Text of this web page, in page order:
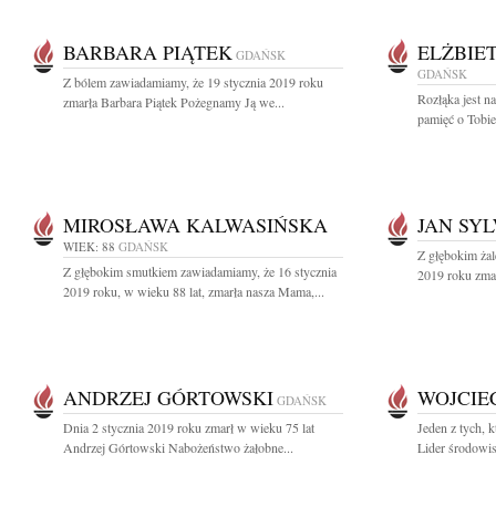
BARBARA PIĄTEK GDAŃSK
Z bólem zawiadamiamy, że 19 stycznia 2019 roku
zmarła Barbara Piątek Pożegnamy Ją we...
GDAŃSK
Rozłąka jest
pamięć o
MIROSŁAWA KALWASIŃSKA
WIEK: 88 GDAŃSK
Z głębokim smutkiem zawiadamiamy, że 16 stycznia
2019 roku, w wieku 88 lat, zmarła nasza Mama,...
JAN
Z głębokim
2019 roku
ANDRZEJ GÓRTOWSKI GDAŃSK
Dnia 2 stycznia 2019 roku zmarł w wieku 75 lat
Andrzej Górtowski Nabożeństwo żałobne...
Jeden z tych,
Lider